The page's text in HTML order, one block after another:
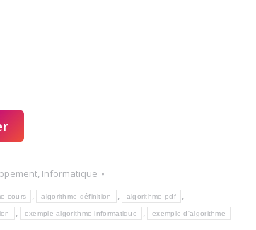
, Informatique
cours , algorithme définition , algorithme pdf ,
, exemple algorithme informatique , exemple d'algorithme